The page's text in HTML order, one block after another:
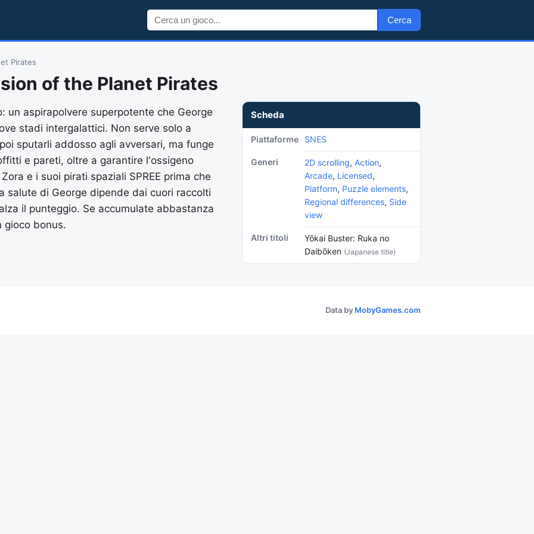
Cerca
Pirates
of the Planet Pirates
Scheda
Piattaforme SNES
Generi 2D scrolling, Action,
Arcade, Licensed,
Platform, Puzzle elements,
Regional differences, Side
view
Altri titoli
Yōkai Buster: Ruka no
Daibōken (Japanese title)
un aspirapolvere superpotente che George
stadi intergalattici. Non serve solo a
sputarli addosso agli avversari, ma funge
e pareti, oltre a garantire l'ossigeno
e i suoi pirati spaziali SPREE prima che
salute di George dipende dai cuori raccolti
il punteggio. Se accumulate abbastanza
gioco bonus.
Data by MobyGames.com